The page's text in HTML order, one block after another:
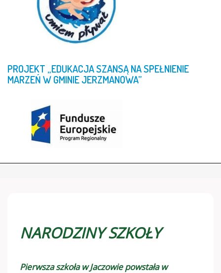
PROJEKT „EDUKACJASZANSĄNASPEŁNIENIE
MARZEŃWGMINIEJERZMANOWA”
NARODZINY SZKOŁY
Pierwsza szkoła w Jaczowie powstała w